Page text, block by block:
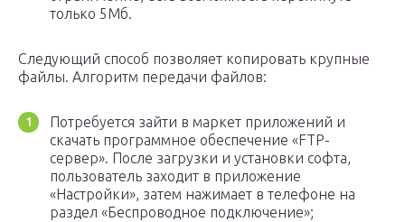
только 5Мб.
Следующий способ позволяет копировать крупные
файлы. Алгоритм передачи файлов:
Потребуется зайти в маркет приложений и
скачать программное обеспечение «FTP-
сервер». После загрузки и установки софта,
пользователь заходит в приложение
«Настройки», затем нажимает в телефоне на
раздел «Беспроводное подключение»;